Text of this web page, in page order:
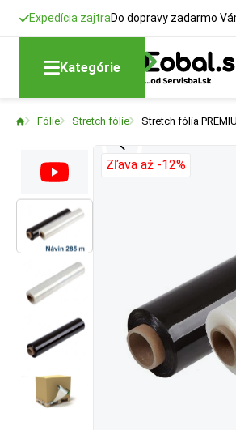
Expedícia zajtraDo dopravy zadarmo
Kategórie
Fólie Stretch fólie Stretch fólia
Zľava až -12%